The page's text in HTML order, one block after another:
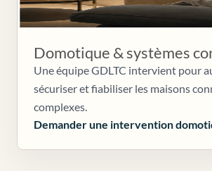
Domotique & systèmes
Une équipe GDLTC intervient pour
sécuriser et fiabiliser les maisons
complexes.
Demander une intervention